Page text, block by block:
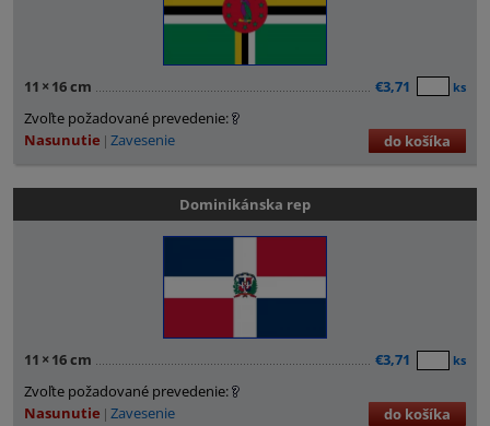
11 × 16 cm €3,71 ks
Zvoľte požadované prevedenie:
Nasunutie Zavesenie do košíka
Dominikánska rep
11 × 16 cm €3,71 ks
Zvoľte požadované prevedenie:
Nasunutie Zavesenie do košíka